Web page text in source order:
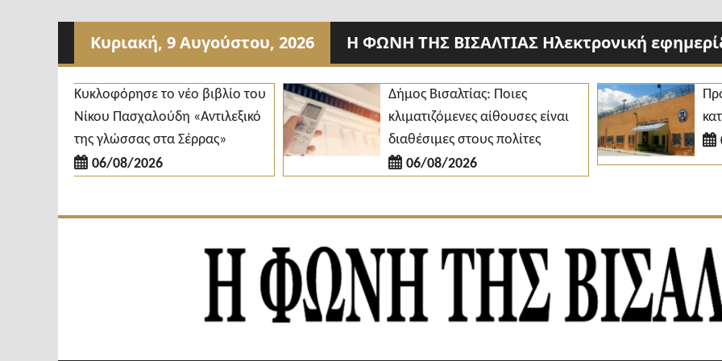
Κυριακή, 9 Αυγούστου, 2026 Η ΦΩΝΗ ΤΗΣ ΒΙΣΑΛΤΙΑΣ Ηλεκτρονική
Κυκλοφόρησε το νέο βιβλίο του
Νίκου Πασχαλούδη «Αντιλεξικό
της γλώσσας στα Σέρρας»
06/08/2026
Δήμος Βισαλτίας: Ποιες
κλιματιζόμενες αίθουσες είναι
διαθέσιμες στους πολίτες
06/08/2026
06/